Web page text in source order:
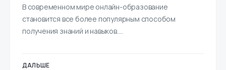
В современном мире онлайн-образование
становится все более популярным способом
получения знаний и навыков.…
ДАЛЬШЕ